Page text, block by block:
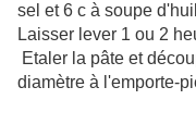
sel et 6 c à soupe
Laisser lever 1 ou 2
Etaler la pâte et
diamètre à l'emporte-